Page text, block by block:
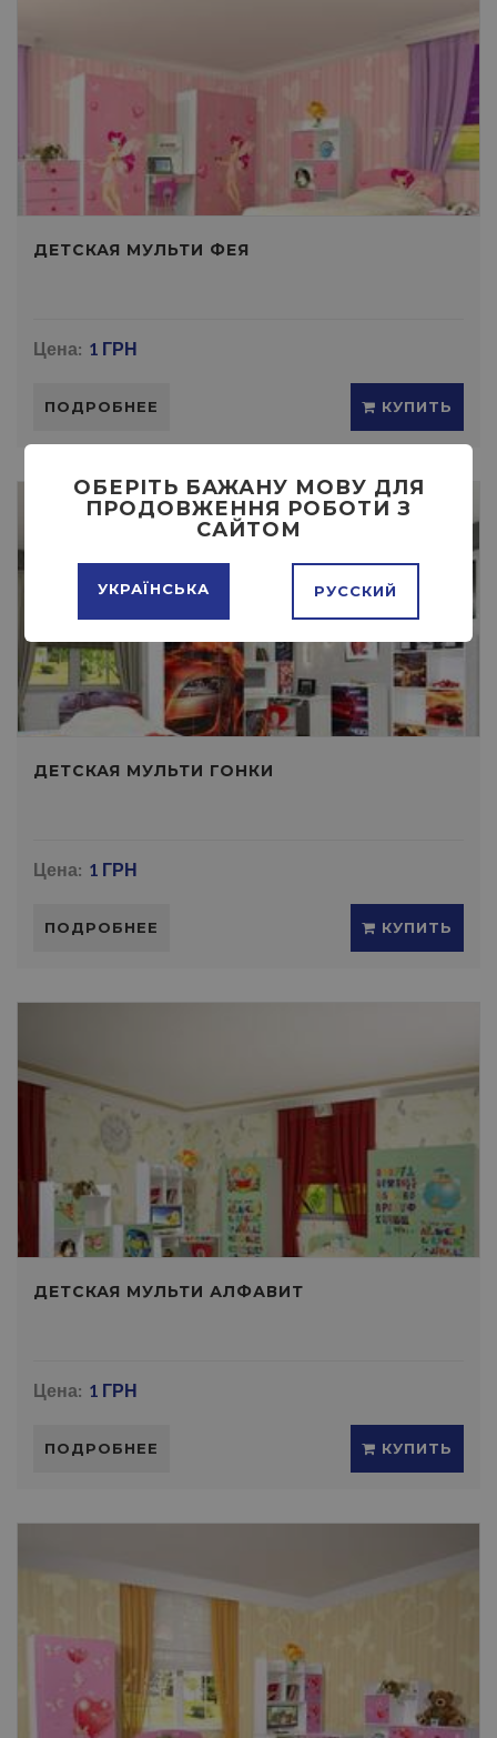
ДЕТСКАЯ МУЛЬТИ ФЕЯ
Цена: 1 ГРН
ПОДРОБНЕЕ КУПИТЬ
ДЕТСКАЯ МУЛЬТИ ГОНКИ
Цена: 1 ГРН
ПОДРОБНЕЕ КУПИТЬ
ДЕТСКАЯ МУЛЬТИ АЛФАВИТ
Цена: 1 ГРН
ПОДРОБНЕЕ КУПИТЬ
ОБЕРІТЬ БАЖАНУ МОВУ ДЛЯ
ПРОДОВЖЕННЯ РОБОТИ З
САЙТОМ
УКРАЇНСЬКА РУССКИЙ